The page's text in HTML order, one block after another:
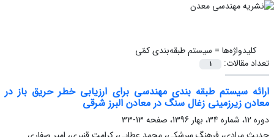
کلیدواژه‌ها = سیستم طبقه‌بندی کمّی
تعداد مقالات:
1
ارائه سیستم طبقه بندی مهندسی برای ارزیابی خطر حریق باز در
معادن زیرزمینی زغال سنگ در معادن البرز شرقی
دوره 12، شماره 34، بهار 1396، صفحه
13-33